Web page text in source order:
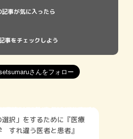
記事が気に入ったら
事をチェックしよう
択」をするために『医療
すれ違う医者と患者』